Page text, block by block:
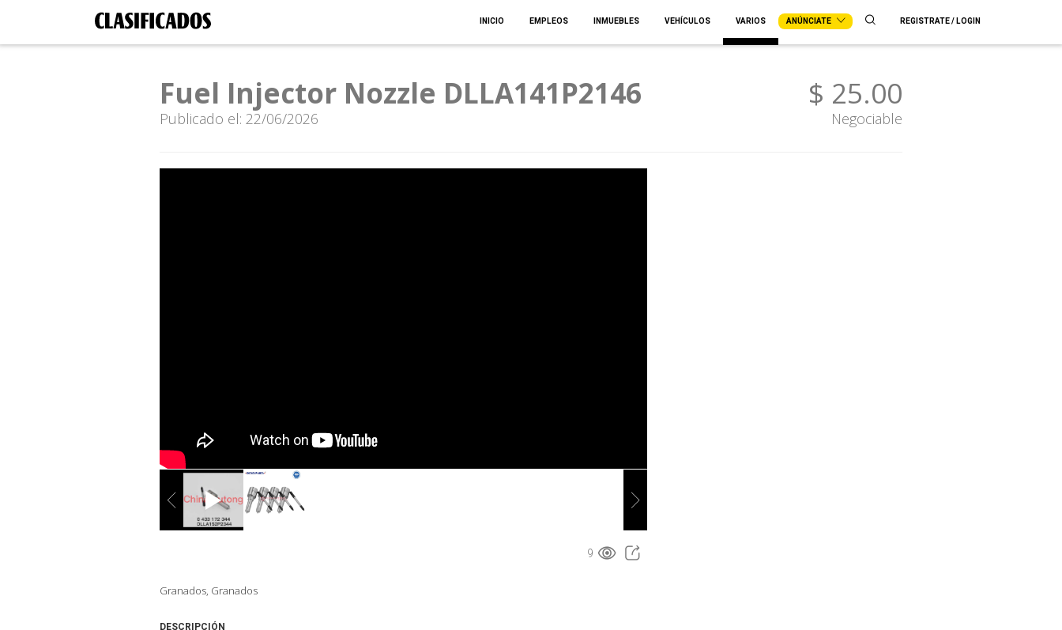
INICIO EMPLEOS INMUEBLES VEHÍCULOS VARIOS ANÚNCIATE REGISTRATE / LOGIN
Fuel Injector Nozzle DLLA141P2146
Publicado el: 22/06/2026
$ 25.00
Negociable
9
Granados, Granados
DESCRIPCIÓN